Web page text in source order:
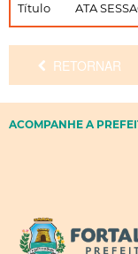
Título ATA
RETORNAR
ACOMPANHE A